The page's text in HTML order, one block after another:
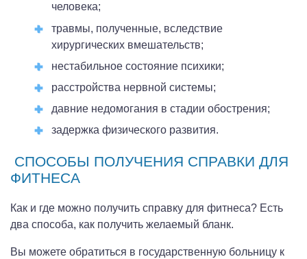
человека;
травмы, полученные, вследствие
хирургических вмешательств;
нестабильное состояние психики;
расстройства нервной системы;
давние недомогания в стадии обострения;
задержка физического развития.
СПОСОБЫ ПОЛУЧЕНИЯ СПРАВКИ ДЛЯ
ФИТНЕСА
Как и где можно получить справку для фитнеса? Есть
два способа, как получить желаемый бланк.
Вы можете обратиться в государственную больницу к